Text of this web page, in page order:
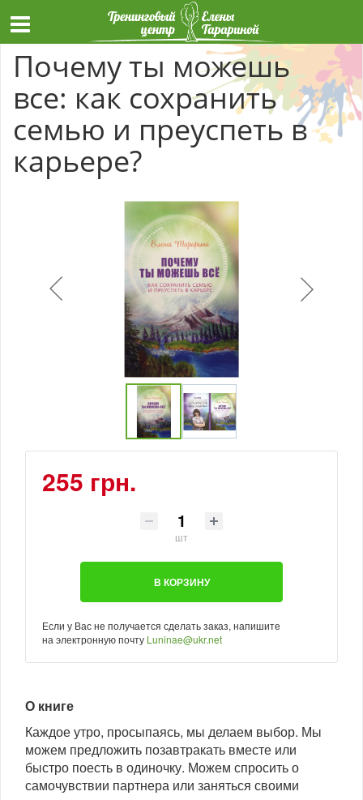
Почему ты можешь
все: как сохранить
семью и преуспеть в
карьере?
255 грн.
шт
В КОРЗИНУ
Если у Вас не получается сделать заказ, напишите
на электронную почту Luninae@ukr.net
О книге
Каждое утро, просыпаясь, мы делаем выбор. Мы
можем предложить позавтракать вместе или
быстро поесть в одиночку. Можем спросить о
самочувствии партнера или заняться своими